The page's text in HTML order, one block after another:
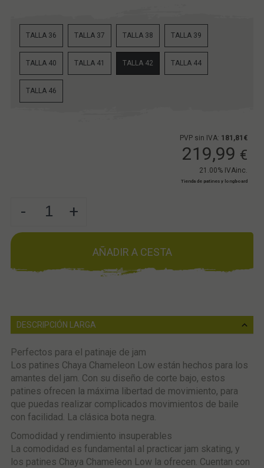
TALLA 36 TALLA 37 TALLA 38 TALLA 39
TALLA 40 TALLA 41 TALLA 42 TALLA 44
TALLA 46
PVP sin IVA: 181,81€
219,99 €
21.00% IVAinc.
Tienda de patines y longboard
- +
AÑADIR A CESTA
DESCRIPCIÓN LARGA
Perfectos para el patinaje de jam
Los patines Chaya Chameleon Low están hechos para los
amantes del jam. Con su diseño de corte bajo, estos
patines ofrecen la máxima libertad de movimiento, para
que puedas realizar complicados movimientos de baile
con facilidad. La clásica bota negra.
Comodidad y rendimiento insuperables
La comodidad es fundamental al practicar jam skating, y
los patines Chaya Chameleon Low la ofrecen. Cuentan con